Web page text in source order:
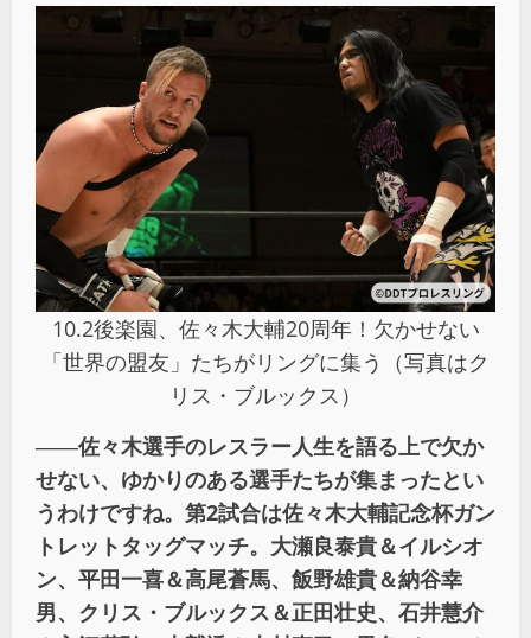
10.2後楽園、佐々木大輔20周年！欠かせない
「世界の盟友」たちがリングに集う（写真はク
リス・ブルックス）
――佐々木選手のレスラー人生を語る上で欠か
せない、ゆかりのある選手たちが集まったとい
うわけですね。第2試合は佐々木大輔記念杯ガン
トレットタッグマッチ。大瀬良泰貴＆イルシオ
ン、平田一喜＆高尾蒼馬、飯野雄貴＆納谷幸
男、クリス・ブルックス＆正田壮史、石井慧介